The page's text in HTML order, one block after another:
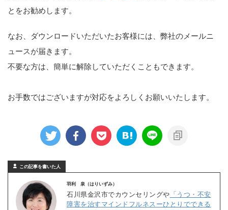
とをお勧めします。
なお、ダウンロードいただいたお客様には、弊社のメールニ
ュースが届きます。
不要な方は、簡単に解除していただくこともできます。
お手数ではございますが対応をよろしくお願いいたします。
この記事を書いた人
羽利 泉（はりいずみ）
石川県金沢市でカウンセリングや 「うつ・不安
障害を治すマインドフルネスーひとりでできる